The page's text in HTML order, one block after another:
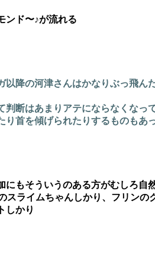
ンド〜♪が流れる
降の河津さんはかなりぶっ飛ん
判断はあまりアテにならなくなっ
り首を傾げられたりするものもあ
にもそういうのある方がむしろ自
スライムちゃんしかり、フリンの
しかり